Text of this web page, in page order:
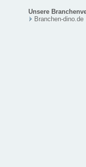
Unsere
Branchen-dino.de